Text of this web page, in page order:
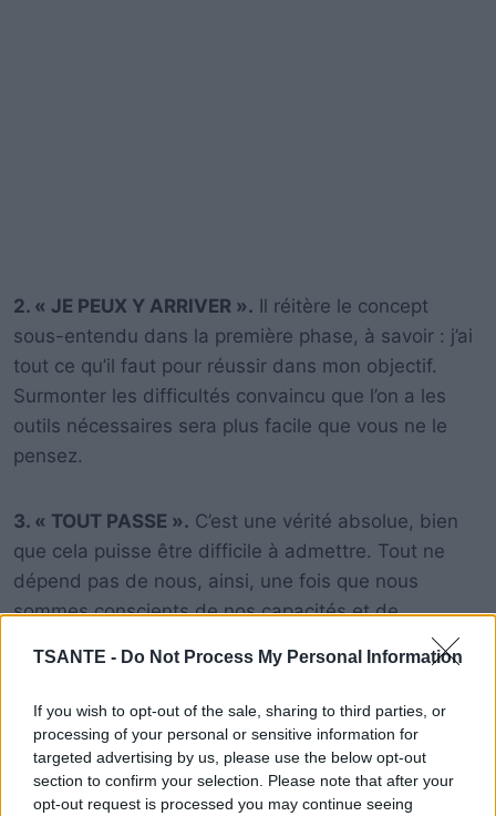
TSANTE - Do Not Process My Personal Information
If you wish to opt-out of the sale, sharing to third parties, or
processing of your personal or sensitive information for
targeted advertising by us, please use the below opt-out
section to confirm your selection. Please note that after your
opt-out request is processed you may continue seeing
2. « JE PEUX Y ARRIVER ». Il réitère le concept
sous-entendu dans la première phase, à savoir : j’ai
tout ce qu’il faut pour réussir dans mon objectif.
Surmonter les difficultés convaincu que l’on a les
outils nécessaires sera plus facile que vous ne le
pensez.
3. « TOUT PASSE ». C’est une vérité absolue, bien
que cela puisse être difficile à admettre. Tout ne
dépend pas de nous, ainsi, une fois que nous
sommes conscients de nos capacités et de
l’engagement que nous y mettons, nous devons
réaliser que, si nous ne parvenons pas à surmonter
un problème, il peut se dissiper avec le temps, ou
changer, se transformer. Cela signifie avoir une
approche positive de la vie et aider à envisager
l’avenir avec confiance, sans perdre courage.